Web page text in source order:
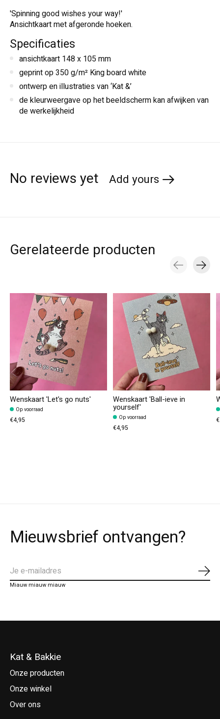
'Spinning good wishes your way!'
Ansichtkaart met afgeronde hoeken.
Specificaties
ansichtkaart 148 x 105 mm
geprint op 350 g/m² King board white
ontwerp en illustraties van ‘Kat &’
de kleurweergave op het beeldscherm kan afwijken van
de werkelijkheid
No reviews yet Add yours
Gerelateerde producten
Wenskaart 'Let's go nuts'
Op voorraad
€4,95
Wenskaart 'Ball-ieve in
yourself'
Op voorraad
€4,95
Mieuwsbrief ontvangen?
Miauw miauw miauw
Kat & Bakkie
Onze producten
Onze winkel
Over ons